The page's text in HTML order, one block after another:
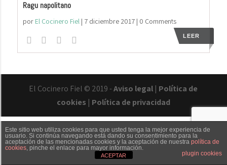
Ragu napolitano
por El Cocinero Fiel| 7 diciembre 2017| 0 Comments
LEER
El Cocinero Fiel © 2019 -Aviso legal | Política de
cookies | Política de privacidad
Txaber Allué Redes sociales Contacto
Este sitio web utiliza cookies para que usted tenga la mejor experiencia de
usuario. Si continúa navegando está dando su consentimiento para la
aceptación de las mencionadas cookies y la aceptación de nuestra política de
cookies, pinche el enlace para mayor información.
plugin cookies
ACEPTAR